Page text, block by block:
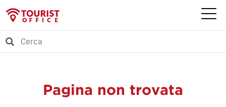
Pagina non trovata